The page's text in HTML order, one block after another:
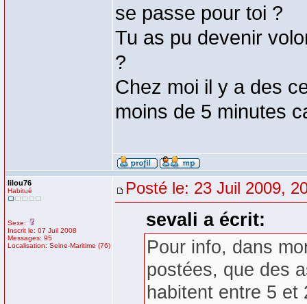
se passe pour toi ?
Tu as pu devenir
?
Chez moi il y a des
moins de 5 minutes
lilou76
Habitué
Sexe:
Inscrit le: 07 Juil 2008
Messages: 95
Localisation: Seine-Maritime (76)
Posté le: 23 Juil 2009,
sevali a écrit:
Pour info, dans
postées, que des
habitent entre 5 et